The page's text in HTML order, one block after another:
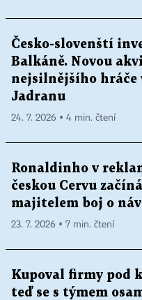
Česko-slovenští
Balkáně. Novou
nejsilnějšího hráče
Jadranu
24. 7. 2026 ▪ 4 min. čtení
Ronaldinho v
českou Cervu
majitelem boj o
23. 7. 2026 ▪ 7 min. čtení
Kupoval firmy pod
teď se s týmem